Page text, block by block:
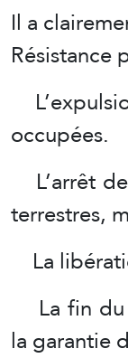
Il a
Résistance
occupées.
L’arrêt
terrestres,
La
La fin
la garantie